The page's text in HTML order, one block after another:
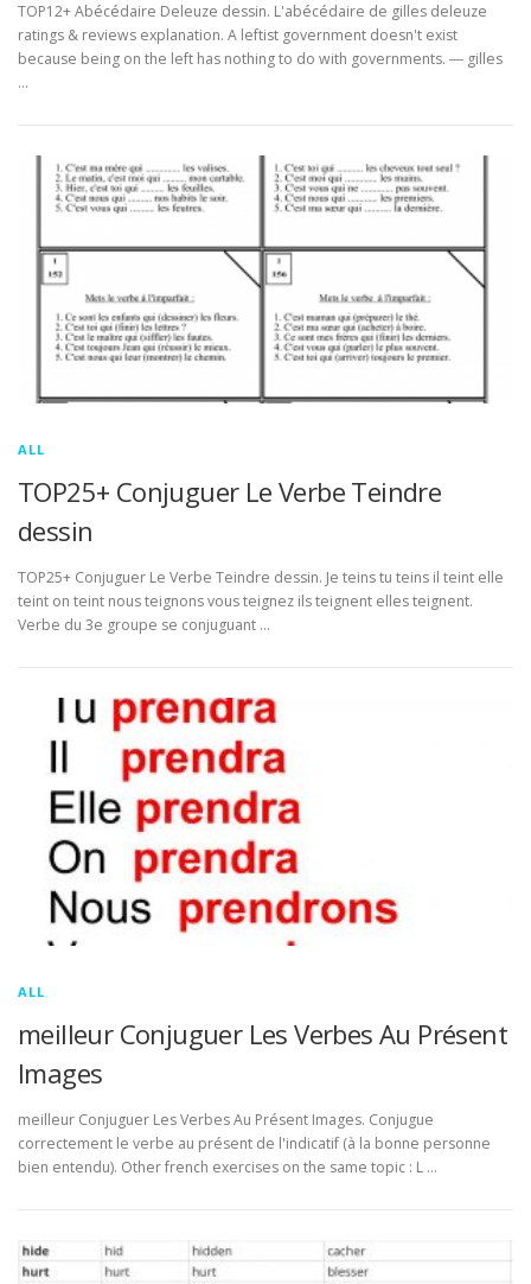
TOP12+ Abécédaire Deleuze dessin. L'abécédaire de gilles deleuze
ratings & reviews explanation. A leftist government doesn't exist
because being on the left has nothing to do with governments. ― gilles
…
ALL
TOP25+ Conjuguer Le Verbe Teindre
dessin
TOP25+ Conjuguer Le Verbe Teindre dessin. Je teins tu teins il teint elle
teint on teint nous teignons vous teignez ils teignent elles teignent.
Verbe du 3e groupe se conjuguant …
ALL
meilleur Conjuguer Les Verbes Au Présent
Images
meilleur Conjuguer Les Verbes Au Présent Images. Conjugue
correctement le verbe au présent de l'indicatif (à la bonne personne
bien entendu). Other french exercises on the same topic : L …